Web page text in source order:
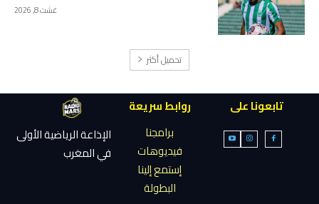
غشت 8, 2026
تحميل أكثر
تابعونا على
روابط سريعة
برامجنا
فيديوهات
إستمع إلينا
البطولة
الإذاعة الرياضية الأولى
في المغرب